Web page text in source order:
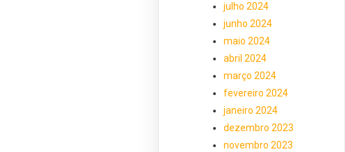
julho 2024
junho 2024
maio 2024
abril 2024
março 2024
fevereiro 2024
janeiro 2024
dezembro 2023
novembro 2023